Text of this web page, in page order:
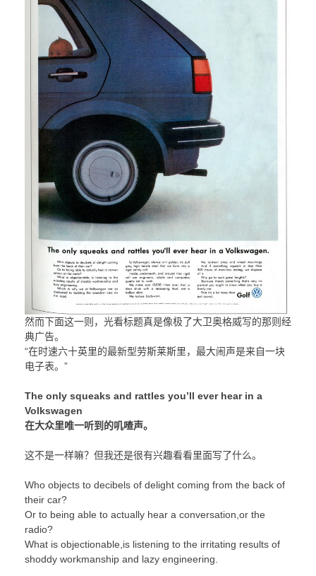
然而下面这一则，光看标题真是像极了大卫奥格威写的那则经
典广告。
“在时速六十英里的最新型劳斯莱斯里，最大闹声是来自一块
电子表。”
The only squeaks and rattles you’ll ever hear in a
Volkswagen
在大众里唯一听到的叽喳声。
这不是一样嘛？但我还是很有兴趣看看里面写了什么。
Who objects to decibels of delight coming from the back of
their car?
Or to being able to actually hear a conversation,or the
radio?
What is objectionable,is listening to the irritating results of
shoddy workmanship and lazy engineering.